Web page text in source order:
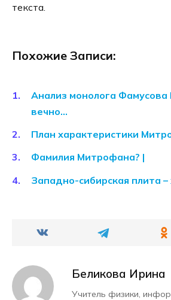
текста.
Похожие Записи:
Анализ монолога
вечно…
План характеристики
Фамилия Митрофана? |
Западно-сибирская плита
Беликова Ирина
Учитель физики,